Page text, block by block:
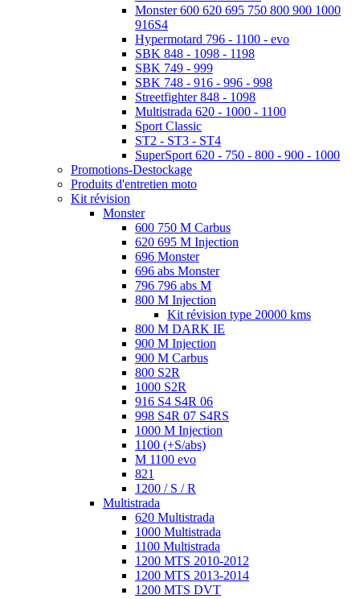
Monster 600 620 695 750 800 900 1000
916S4
Hypermotard 796 - 1100 - evo
SBK 848 - 1098 - 1198
SBK 749 - 999
SBK 748 - 916 - 996 - 998
Streetfighter 848 - 1098
Multistrada 620 - 1000 - 1100
Sport Classic
ST2 - ST3 - ST4
SuperSport 620 - 750 - 800 - 900 - 1000
Promotions-Destockage
Produits d'entretien moto
Kit révision
Monster
600 750 M Carbus
620 695 M Injection
696 Monster
696 abs Monster
796 796 abs M
800 M Injection
Kit révision type 20000 kms
800 M DARK IE
900 M Injection
900 M Carbus
800 S2R
1000 S2R
916 S4 S4R 06
998 S4R 07 S4RS
1000 M Injection
1100 (+S/abs)
M 1100 evo
821
1200 / S / R
Multistrada
620 Multistrada
1000 Multistrada
1100 Multistrada
1200 MTS 2010-2012
1200 MTS 2013-2014
1200 MTS DVT